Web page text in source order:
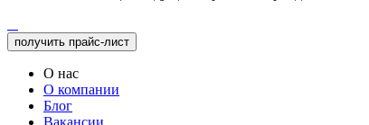
получить прайс-лист
О нас
О компании
Блог